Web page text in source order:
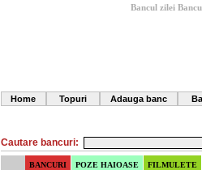
Bancul zilei
Home Topuri Adauga banc
Cautare bancuri:
BANCURI POZE HAIOASE FILMULETE